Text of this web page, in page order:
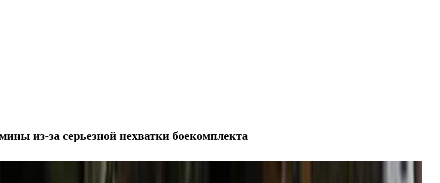
из-за серьезной нехватки боекомплекта